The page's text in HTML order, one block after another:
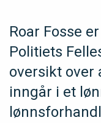
Roar Fosse
Politiets
oversikt over
inngår i et